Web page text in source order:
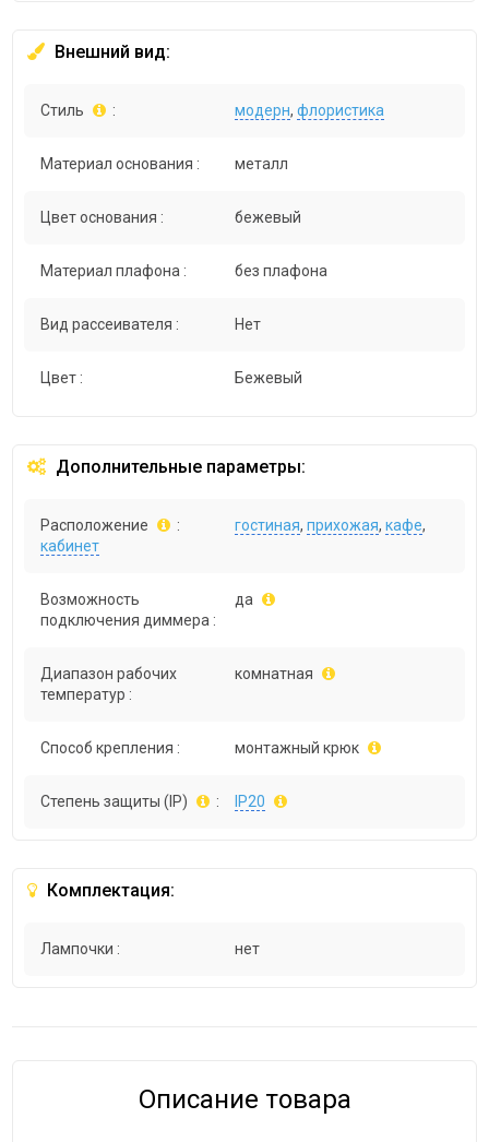
Внешний вид:
Стиль : модерн,флористика
Материал основания : металл
Цвет основания : бежевый
Материал плафона : без плафона
Вид рассеивателя : Нет
Цвет : Бежевый
Дополнительные параметры:
Расположение : гостиная,прихожая,кафе,
кабинет
Возможность
подключения диммера :
да
Диапазон рабочих
температур :
комнатная
Способ крепления : монтажный крюк
Степень защиты (IP) : IP20
Комплектация:
Лампочки : нет
Описание товара